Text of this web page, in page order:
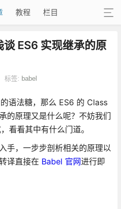
教程 栏目
ES6 实现继承的原
标签: babel
语法糖，那么 ES6 的 Class
的原理又是什么呢？不妨我们
看看其中有什么门道。
手，一步步剖析相关的原理以
译直接在 Babel 官网进行即